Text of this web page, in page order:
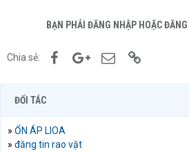
BẠN PHẢI ĐĂNG NHẬP HOẶC
Chia sẻ: FacebookGoogle+Email
ĐỐI TÁC
» ỔN ÁP LIOA
» đăng tin rao vặt